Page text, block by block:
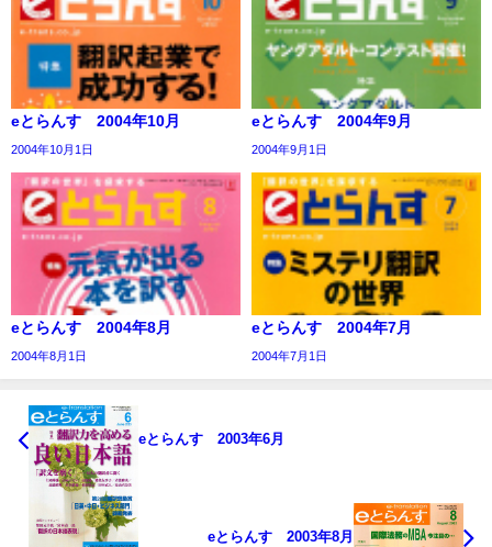
eとらんす 2004年10月
2004年10月1日
eとらんす 2004年9月
2004年9月1日
eとらんす 2004年8月
2004年8月1日
eとらんす 2004年7月
2004年7月1日
eとらんす 2003年6月
eとらんす 2003年8月